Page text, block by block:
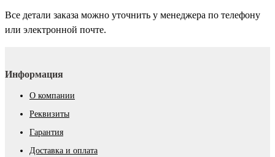
Все детали заказа можно уточнить у менеджера по телефону
или электронной почте.
Информация
О компании
Реквизиты
Гарантия
Доставка и оплата